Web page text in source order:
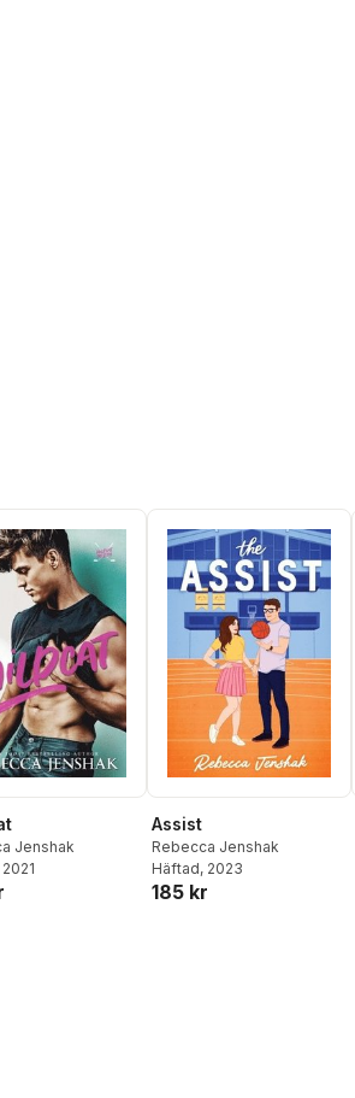
Jenshak
2021
Assist
Rebecca Jenshak
Häftad, 2023
185 kr